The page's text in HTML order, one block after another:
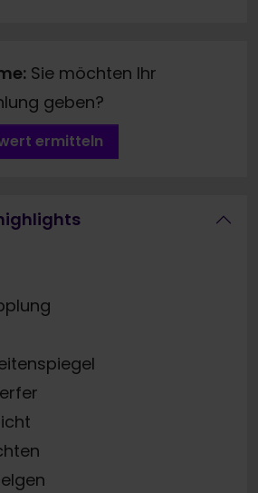
Sie möchten Ihr
geben?
ermitteln